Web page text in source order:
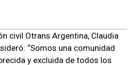
civil Otrans Argentina, Claudia
“Somos una comunidad
y excluida de todos los